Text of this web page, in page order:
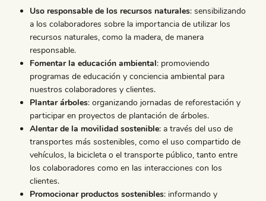
Uso responsable de los recursos naturales: sensibilizando
a los colaboradores sobre la importancia de utilizar los
recursos naturales, como la madera, de manera
responsable.
Fomentar la educación ambiental: promoviendo
programas de educación y conciencia ambiental para
nuestros colaboradores y clientes.
Plantar árboles: organizando jornadas de reforestación y
participar en proyectos de plantación de árboles.
Alentar de la movilidad sostenible: a través del uso de
transportes más sostenibles, como el uso compartido de
vehículos, la bicicleta o el transporte público, tanto entre
los colaboradores como en las interacciones con los
clientes.
Promocionar productos sostenibles: informando y